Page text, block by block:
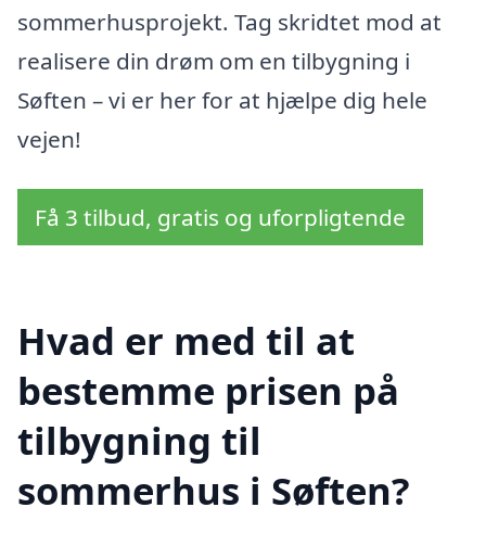
sommerhusprojekt. Tag skridtet mod at
realisere din drøm om en tilbygning i
Søften – vi er her for at hjælpe dig hele
vejen!
Få 3 tilbud, gratis og uforpligtende
Hvad er med til at
bestemme prisen på
tilbygning til
sommerhus i Søften?